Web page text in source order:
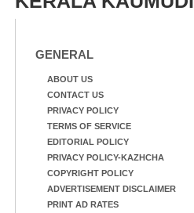
GENERAL
ABOUT US
CONTACT US
PRIVACY POLICY
TERMS OF SERVICE
EDITORIAL POLICY
PRIVACY POLICY-KAZHCHA
COPYRIGHT POLICY
ADVERTISEMENT DISCLAIMER
PRINT AD RATES